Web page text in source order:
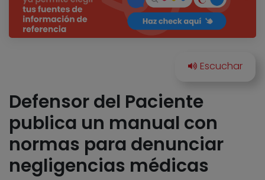
Defensor del Paciente
publica un manual con
normas para denunciar
negligencias médicas